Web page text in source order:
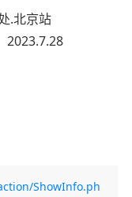
.北京站
ShowInfo.ph